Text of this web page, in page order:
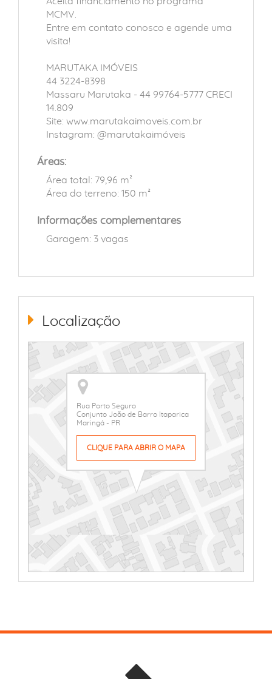
MCMV.
Entre em contato conosco e agende uma
visita!
MARUTAKA IMÓVEIS
44 3224-8398
Massaru Marutaka - 44 99764-5777 CRECI
14.809
Site: www.marutakaimoveis.com.br
Instagram: @marutakaimóveis
Áreas:
Área total: 79,96 m²
Área do terreno: 150 m²
Informações complementares
Garagem: 3 vagas
Localização
Rua Porto Seguro
Conjunto João de Barro Itaparica
Maringá - PR
CLIQUE PARA ABRIR O MAPA